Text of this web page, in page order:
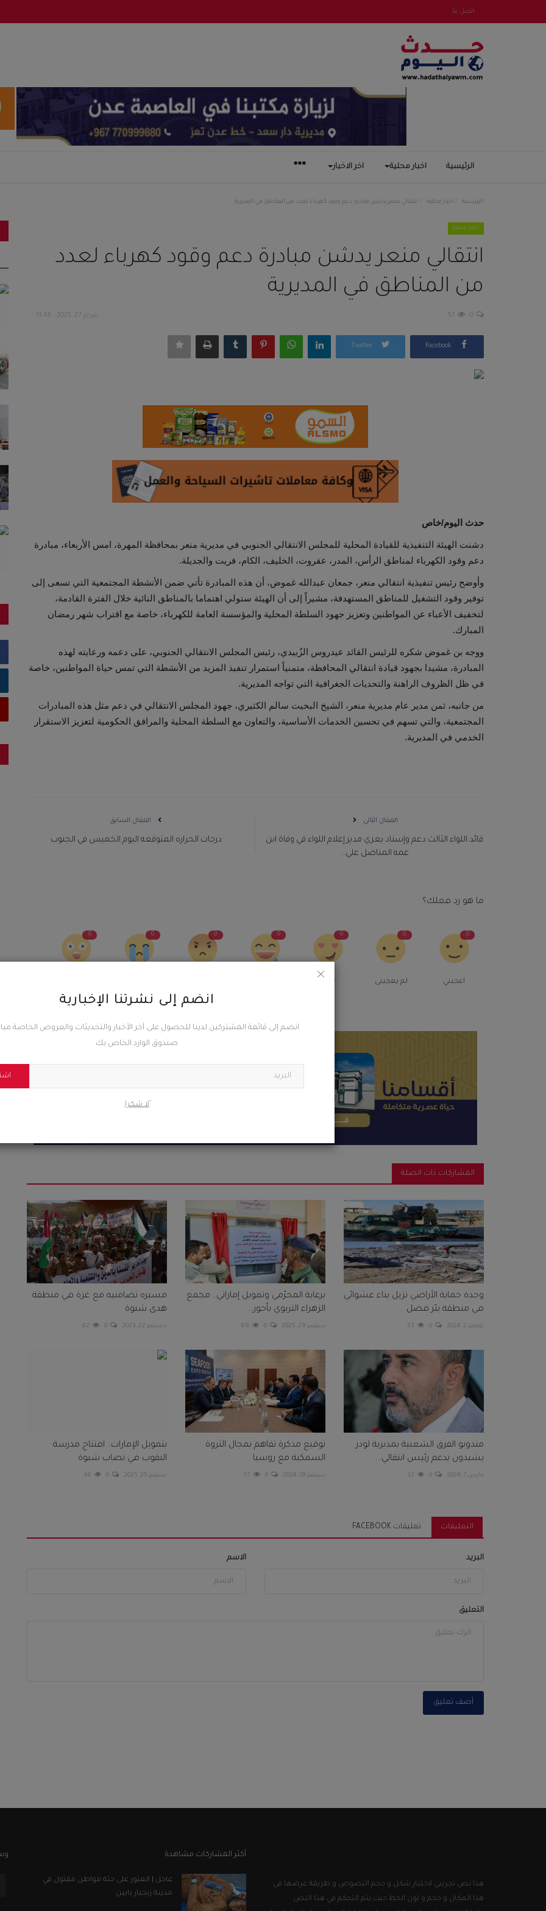
اتصل بنا
الرئيسية اخبار محلية اخر الاخبار
انضم إلى نشرتنا الإخبارية
انضم إلى قائمة المشتركين لدينا للحصول على آخر الأخبار والتحديثات والعروض الخاصة
صندوق الوارد الخاص بك
ًلا شكرا
الرئيسية اخبار محلية انتقالي منعر يدشن مبادرة دعم وقود كهرباء لعدد من المناطق في المديرية
اخبار محلية
انتقالي منعر يدشن مبادرة دعم وقود كهرباء لعدد
من المناطق في المديرية
فبراير 27, 2025 - 13:45 0
57
Facebook
Twitter
حدث اليوم/خاص
دشنت الهيئة التنفيذية للقيادة المحلية للمجلس الانتقالي الجنوبي في مديرية منعر بمحافظة المهرة، امس الأربعاء، مبادرة
دعم وقود الكهرباء لمناطق الرأس، المدر، عقروت، الخليف، الكام، فريت والجديلة.
وأوضح رئيس تنفيذية انتقالي منعر، جمعان عبدالله غموض، أن هذه المبادرة تأتي ضمن الأنشطة المجتمعية التي تسعى إلى
توفير وقود التشغيل للمناطق المستهدفة، مشيراً إلى أن الهيئة ستولي اهتماما بالمناطق النائية خلال الفترة القادمة،
لتخفيف الأعباء عن المواطنين وتعزيز جهود السلطة المحلية والمؤسسة العامة للكهرباء، خاصة مع اقتراب شهر رمضان
المبارك.
ووجه بن غموض شكره للرئيس القائد عيدروس الزُبيدي، رئيس المجلس الانتقالي الجنوبي، على دعمه ورعايته لهذه
المبادرة، مشيدا بجهود قيادة انتقالي المحافظة، متمنياً استمرار تنفيذ المزيد من الأنشطة التي تمس حياة المواطنين، خاصة
في ظل الظروف الراهنة والتحديات الجغرافية التي تواجه المديرية.
من جانبه، ثمن مدير عام مديرية منعر، الشيخ البخيت سالم الكثيري، جهود المجلس الانتقالي في دعم مثل هذه المبادرات
المجتمعية، والتي تسهم في تحسين الخدمات الأساسية، والتعاون مع السلطة المحلية والمرافق الحكومية لتعزيز الاستقرار
الخدمي في المديرية.
المقال السابق
درجات الحراره المتوقعه اليوم الخميس في الجنوب
المقال التالي
قائد اللواء الثالث دعم وإسناد يعزي مدير إعلام اللواء في وفاة ابن
عمه المناضل علي...
ما هو رد فعلك؟
0
اعجبني
0
لم يعجبنى
0
Love
0
0
0
0
المشاركات ذات الصلة
وحدة حماية الأراضي تزيل بناء عشوائي
في منطقة بئر فضل
نوفمبر 2, 2024 0
53
برعاية المحرّمي وتمويل إماراتي.. مجمع
الزهراء التربوي بأحور...
سبتمبر 29, 2025 0
68
مسيره تضامنيه مع غزة في منطقة
هدى شبوة
ديسمبر 22, 2023 0
62
مندوبو الفرق الشعبية بمديرية لودر
يشيدون بدعم رئيس انتقالي...
مارس 7, 2026 0
32
توقيع مذكرة تفاهم بمجال الثروة
السمكية مع روسيا
سبتمبر 18, 2024 0
57
بتمويل الإمارات.. افتتاح مدرسة
النقوب في نصاب شبوة
سبتمبر 25, 2025 0
36
التعليقات تعليقات FACEBOOK
الاسم البريد
التعليق
أضف تعليق
هذا نص تجريبي لاختبار شكل و حجم النصوص و طريقة عرضها في
هذا المكان و حجم و لون الخط حيث يتم التحكم في هذا النص
أكثر المشاركات مشاهدة
عاجل | العثور على جثة مواطن مقتول في
مدينة زنجبار بابين